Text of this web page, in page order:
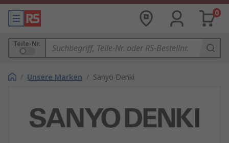
0
Teile-Nr.
/ Unsere Marken / Sanyo Denki